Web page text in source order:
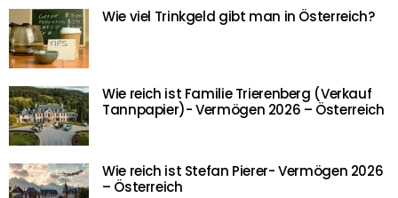
Wie viel Trinkgeld gibt man in Österreich?
Wie reich ist Familie Trierenberg (Verkauf
Tannpapier)- Vermögen 2026 – Österreich
Wie reich ist Stefan Pierer- Vermögen 2026
– Österreich